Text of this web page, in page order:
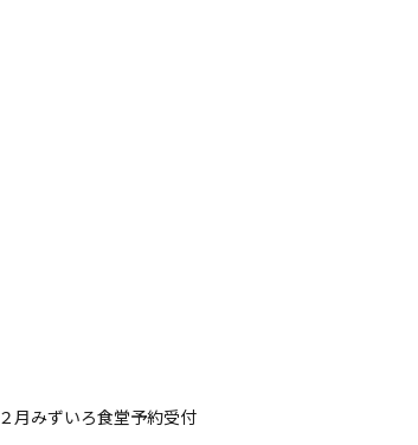
２月みずいろ食堂予約受付